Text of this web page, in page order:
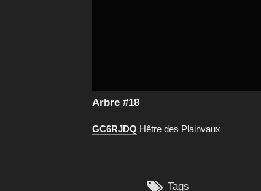
Arbre #18
GC6RJDQ Hêtre des Plainvaux
 Tags